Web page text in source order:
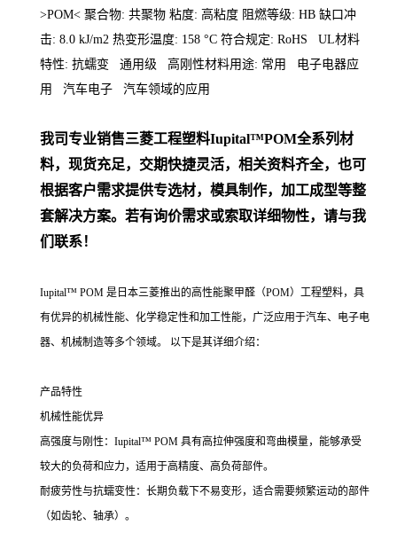
>POM< 聚合物: 共聚物 粘度: 高粘度 阻燃等级: HB 缺口冲
击: 8.0 kJ/m2 热变形温度: 158 °C 符合规定: RoHS UL材料
特性: 抗蠕变 通用级 高刚性材料用途: 常用 电子电器应
用 汽车电子 汽车领域的应用
我司专业销售三菱工程塑料Iupital™POM全系列材
料，现货充足，交期快捷灵活，相关资料齐全， 也可
根据客户需求提供专选材，模具制作，加工成型等整
套解决方案。若有询价需求或索取详细物性，请与我
们联系！
Iupital™ POM 是日本三菱推出的高性能聚甲醛（POM）工程塑料，具
有优异的机械性能、化学稳定性和加工性能，广泛应用于汽车、电子电
器、机械制造等多个领域。 以下是其详细介绍：
产品特性
机械性能优异
高强度与刚性：Iupital™ POM 具有高拉伸强度和弯曲模量，能够承受
较大的负荷和应力，适用于高精度、高负荷部件。
耐疲劳性与抗蠕变性：长期负载下不易变形，适合需要频繁运动的部件
（如齿轮、轴承）。